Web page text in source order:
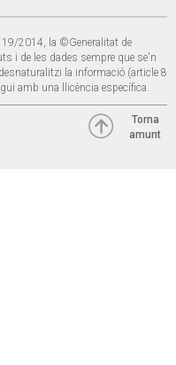
19/2014, la ©Generalitat de
i de les dades sempre que se'n
la informació (article 8
amb una llicència específica.
Torna
amunt